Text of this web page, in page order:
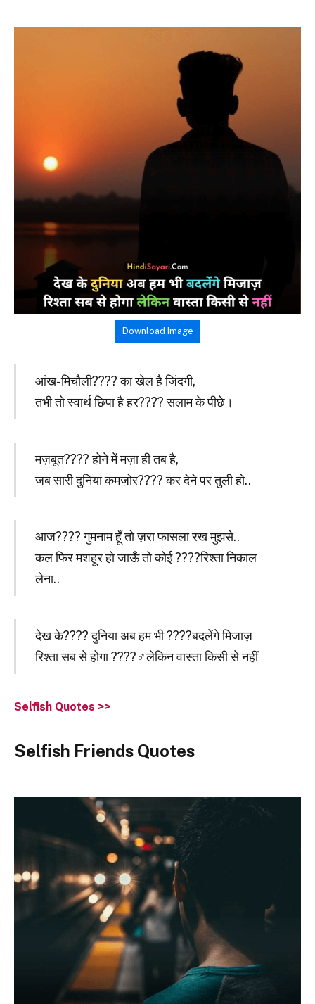
Download Image
आंख-मिचौली???? का खेल है जिंदगी,
तभी तो स्वार्थ छिपा है हर???? सलाम के पीछे।
मज़बूत???? होने में मज़ा ही तब है,
जब सारी दुनिया कमज़ोर???? कर देने पर तुली हो..
आज???? गुमनाम हूँ तो ज़रा फासला रख मुझसे..
कल फिर मशहूर हो जाऊँ तो कोई ????रिश्ता निकाल
लेना..
देख के???? दुनिया अब हम भी ????बदलेंगे मिजाज़
रिश्ता सब से होगा ????‍♂️लेकिन वास्ता किसी से नहीं
Selfish Quotes >>
Selfish Friends Quotes